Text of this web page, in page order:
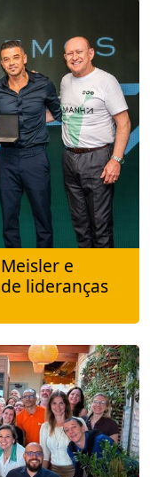
e
lideranças